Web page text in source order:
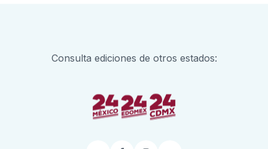
Consulta ediciones de otros estados: